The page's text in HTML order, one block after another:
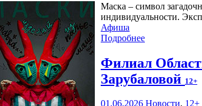
Маска – символ
индивидуальности.
Афиша
Подробнее
Филиал
Зарубаловой 12+
01.06.2026 Новости, 12+